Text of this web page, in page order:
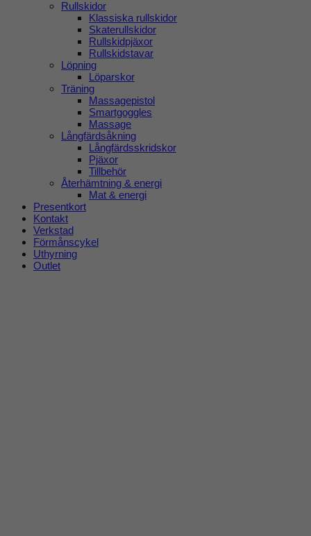
Rullskidor
Klassiska rullskidor
Skaterullskidor
Rullskidpjäxor
Rullskidstavar
Löpning
Löparskor
Träning
Massagepistol
Smartgoggles
Massage
Långfärdsåkning
Långfärdsskridskor
Pjäxor
Tillbehör
Återhämtning & energi
Mat & energi
Presentkort
Kontakt
Verkstad
Förmånscykel
Uthyrning
Outlet